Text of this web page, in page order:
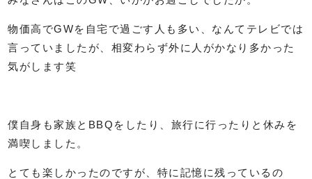
物価高でGWを自宅で過ごす人も多い、なんてテレビでは
言っていましたが、相変わらず外に人がかなり多かった
気がします笑
僕自身も家族とBBQをしたり、旅行に行ったりと休みを
満喫しました。
とても楽しかったのですが、特に記憶に残っているの